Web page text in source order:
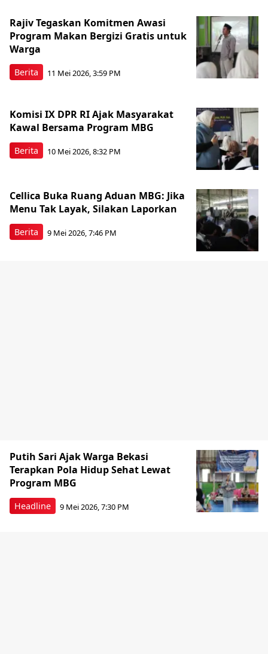
Berita
Rajiv Tegaskan Komitmen Awasi
Program Makan Bergizi Gratis untuk
Warga
11 Mei 2026, 3:59 PM
Berita
Komisi IX DPR RI Ajak Masyarakat
Kawal Bersama Program MBG
10 Mei 2026, 8:32 PM
Berita
Cellica Buka Ruang Aduan MBG: Jika
Menu Tak Layak, Silakan Laporkan
9 Mei 2026, 7:46 PM
Headline
Putih Sari Ajak Warga Bekasi
Terapkan Pola Hidup Sehat Lewat
Program MBG
9 Mei 2026, 7:30 PM